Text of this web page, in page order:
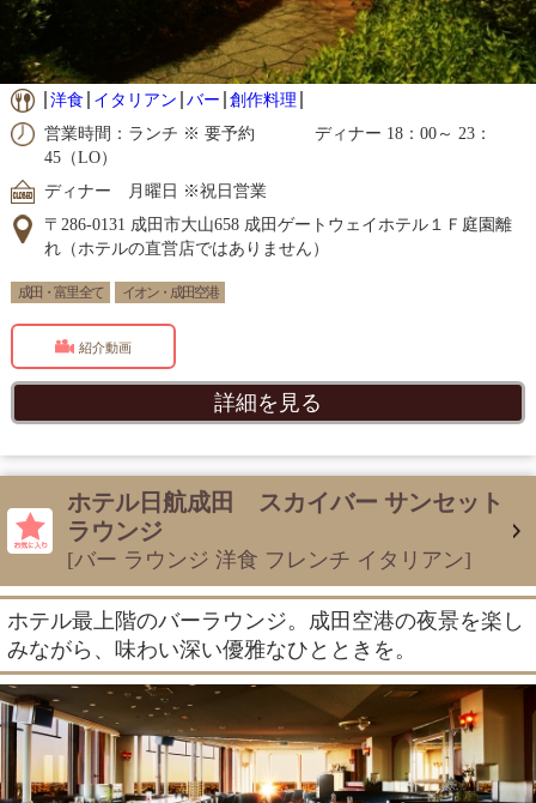
洋食 イタリアン バー 創作料理
営業時間：ランチ ※ 要予約 ディナー 18：00～ 23：
45（LO）
ディナー 月曜日 ※祝日営業
〒286-0131 成田市大山658 成田ゲートウェイホテル１Ｆ庭園離
れ（ホテルの直営店ではありません）
成田・富里 全て イオン・成田空港
紹介動画
詳細を見る
ホテル日航成田 スカイバー サンセット
ラウンジ
[バー ラウンジ 洋食 フレンチ イタリアン]
ホテル最上階のバーラウンジ。成田空港の夜景を楽し
みながら、味わい深い優雅なひとときを。